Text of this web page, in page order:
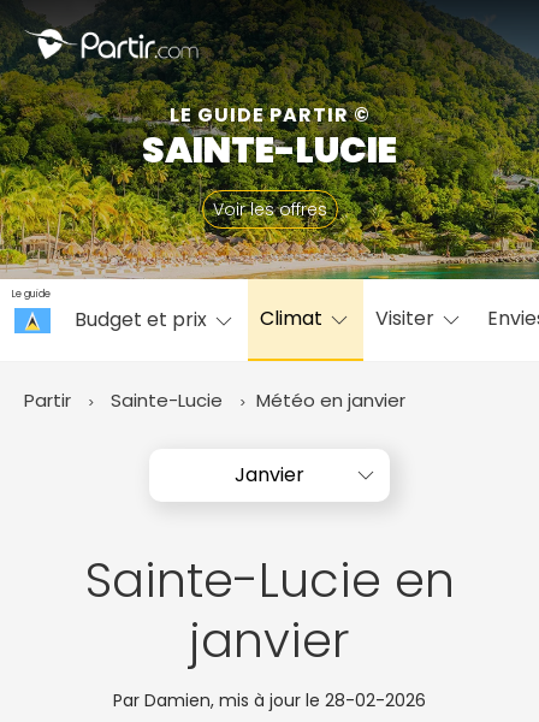
LE GUIDE PARTIR ©
SAINTE-LUCIE
Voir les offres
Le guide
Budget et prix Climat Visiter
Partir Sainte-Lucie Météo en janvier
Janvier
Sainte-Lucie en
janvier
Par Damien, mis à jour le 28-02-2026
Fermer
📍 Destinations populaires
☀️ Où partir par mois
Mars Avril
Juillet
Août Septembre
Octobre